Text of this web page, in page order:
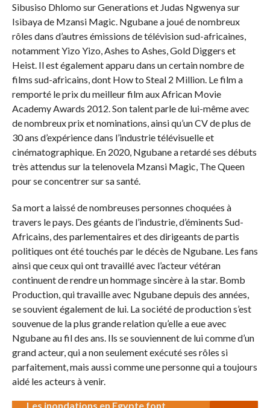
Sibusiso Dhlomo sur Generations et Judas Ngwenya sur
Isibaya de Mzansi Magic. Ngubane a joué de nombreux
rôles dans d’autres émissions de télévision sud-africaines,
notamment Yizo Yizo, Ashes to Ashes, Gold Diggers et
Heist. Il est également apparu dans un certain nombre de
films sud-africains, dont How to Steal 2 Million. Le film a
remporté le prix du meilleur film aux African Movie
Academy Awards 2012. Son talent parle de lui-même avec
de nombreux prix et nominations, ainsi qu’un CV de plus de
30 ans d’expérience dans l’industrie télévisuelle et
cinématographique. En 2020, Ngubane a retardé ses débuts
très attendus sur la telenovela Mzansi Magic, The Queen
pour se concentrer sur sa santé.
Sa mort a laissé de nombreuses personnes choquées à
travers le pays. Des géants de l’industrie, d’éminents Sud-
Africains, des parlementaires et des dirigeants de partis
politiques ont été touchés par le décès de Ngubane. Les fans
ainsi que ceux qui ont travaillé avec l’acteur vétéran
continuent de rendre un hommage sincère à la star. Bomb
Production, qui travaille avec Ngubane depuis des années,
se souvient également de lui. La société de production s’est
souvenue de la plus grande relation qu’elle a eue avec
Ngubane au fil des ans. Ils se souviennent de lui comme d’un
grand acteur, qui a non seulement exécuté ses rôles si
parfaitement, mais aussi comme une personne qui a toujours
aidé les acteurs à venir.
Les inondations en Egypte font